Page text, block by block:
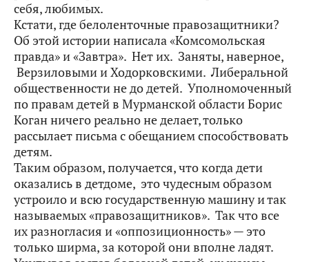
себя, любимых.
Кстати, где белоленточные правозащитники?
Об этой истории написала «Комсомольская
правда» и «Завтра». Нет их. Заняты, наверное,
Верзиловыми и Ходорковскими. Либеральной
общественности не до детей. Уполномоченный
по правам детей в Мурманской области Борис
Коган ничего реально не делает, только
рассылает письма с обещанием способствовать
детям.
Таким образом, получается, что когда дети
оказались в детдоме, это чудесным образом
устроило и всю государственную машину и так
называемых «правозащитников». Так что все
их разногласия и «оппозиционность» — это
только ширма, за которой они вполне ладят.